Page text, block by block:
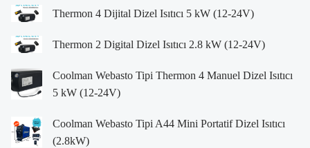
Thermon 4 Dijital Dizel Isıtıcı 5 kW (12-24V)
Thermon 2 Digital Dizel Isıtıcı 2.8 kW (12-24V)
Coolman Webasto Tipi Thermon 4 Manuel Dizel Isıtıcı
5 kW (12-24V)
Coolman Webasto Tipi A44 Mini Portatif Dizel Isıtıcı
(2.8kW)